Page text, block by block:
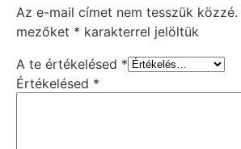
Az e-mail címet nem tesszük közzé.
mezőket * karakterrel jelöltük
A te értékelésed *
Értékelésed *